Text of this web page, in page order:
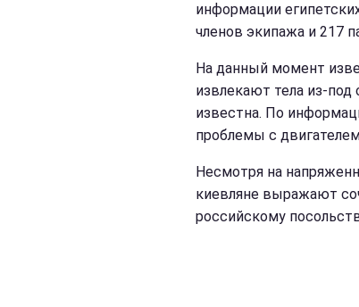
информации
членов экипажа и 217
На данный момент
извлекают тела из-
известна. По
проблемы с
Несмотря на
киевляне выражают
российскому